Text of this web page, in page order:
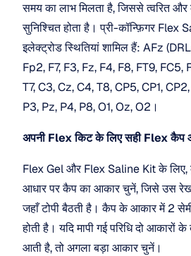
समय का लाभ मिलता है, जिससे त्वरित
सुनिश्चित होता है। प्री-कॉन्फ़िगर Flex
इलेक्ट्रोड स्थितियां शामिल हैं: AFz
Fp2, F7, F3, Fz, F4, F8, FT9, FC5,
T7, C3, Cz, C4, T8, CP5, CP1,
P3, Pz, P4, P8, O1, Oz, O2।
अपनी Flex किट के लिए सही Flex कैप
Flex Gel और Flex Saline Kit के लिए,
आधार पर कैप का आकार चुनें, जिसे उस
जहाँ टोपी बैठती है। कैप के आकार में 2
होती है। यदि मापी गई परिधि दो आकारों
आती है, तो अगला बड़ा आकार चुनें।